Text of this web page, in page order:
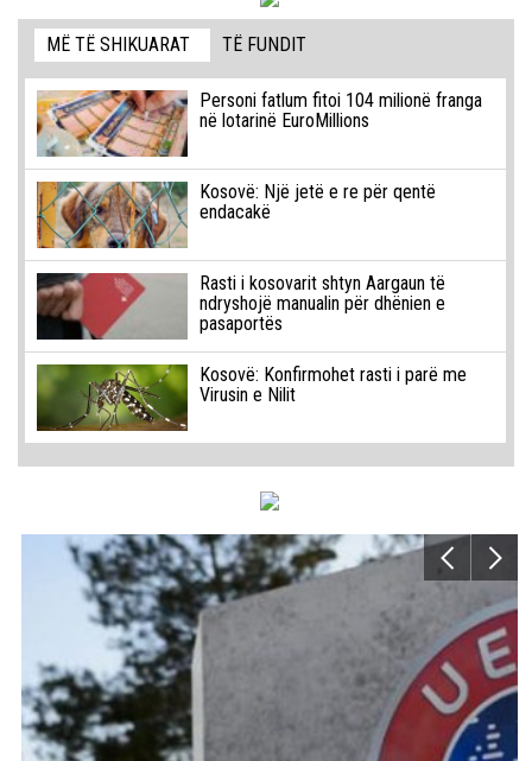
MË TË SHIKUARAT TË FUNDIT
Personi fatlum fitoi 104 milionë franga
në lotarinë EuroMillions
Kosovë: Një jetë e re për qentë
endacakë
Rasti i kosovarit shtyn Aargaun të
ndryshojë manualin për dhënien e
pasaportës
Kosovë: Konfirmohet rasti i parë me
Virusin e Nilit